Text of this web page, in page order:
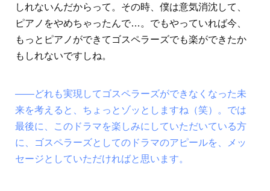
しれないんだからって。その時、僕は意気消沈して、
ピアノをやめちゃったんで…。でもやっていれば今、
もっとピアノができてゴスペラーズでも楽ができたか
もしれないですしね。
――どれも実現してゴスペラーズができなくなった未
来を考えると、ちょっとゾッとしますね（笑）。では
最後に、このドラマを楽しみにしていただいている方
に、ゴスペラーズとしてのドラマのアピールを、メッ
セージとしていただければと思います。